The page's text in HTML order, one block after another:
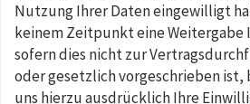
Nutzung Ihrer Daten eingewilligt
keinem Zeitpunkt eine Weitergabe
sofern dies nicht zur
oder gesetzlich vorgeschrieben ist,
uns hierzu ausdrücklich Ihre